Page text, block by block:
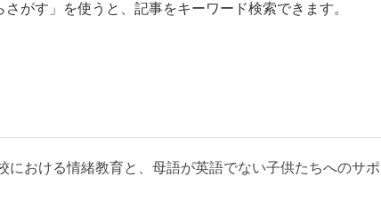
さがす」を使うと、記事をキーワード検索できます。
における情緒教育と、母語が英語でない子供たちへのサポ